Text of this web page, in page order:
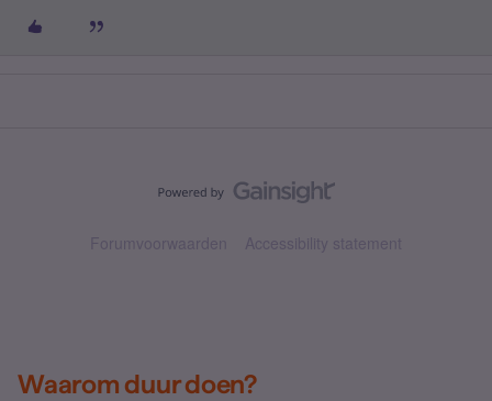
Forumvoorwaarden Accessibility statement
Waarom duur doen?